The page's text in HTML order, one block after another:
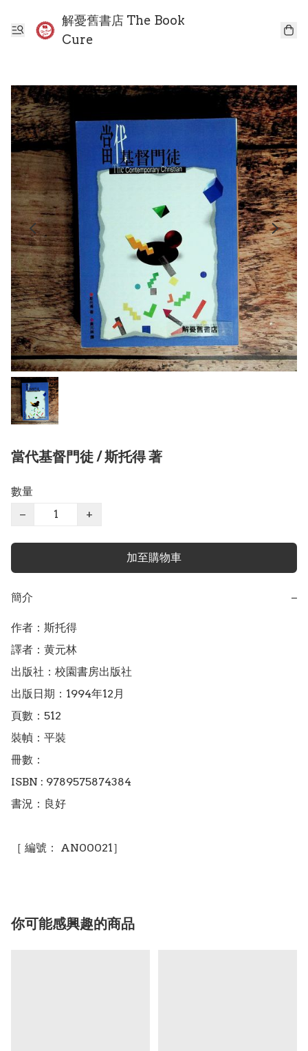
解憂舊書店 The Book
Cure
當代基督門徒 / 斯托得 著
數量
−
+
加至購物車
簡介 −
作者：斯托得
譯者：黄元林
出版社：校園書房出版社
出版日期：1994年12月
頁數：512
裝幀：平裝
冊數：
ISBN : 9789575874384
書況：良好
［ 編號： AN00021］
你可能感興趣的商品